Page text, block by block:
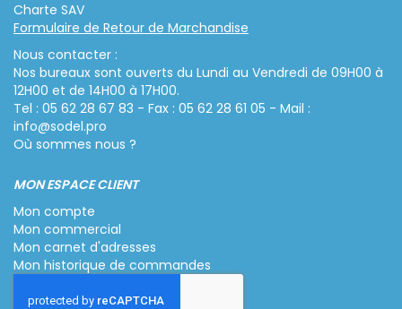
Charte SAV
Formulaire de Retour de Marchandise
Nous contacter :
Nos bureaux sont ouverts du Lundi au Vendredi de 09H00 à
12H00 et de 14H00 à 17H00.
Tel : 05 62 28 67 83 - Fax : 05 62 28 61 05 - Mail :
info@sodel.pro
Où sommes nous ?
MON ESPACE CLIENT
Mon compte
Mon commercial
Mon carnet d'adresses
Mon historique de commandes